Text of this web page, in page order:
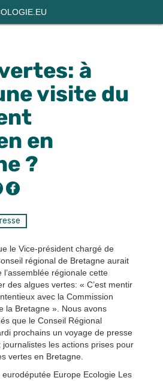
à
visite du
en
?
le Vice-président chargé de
régional de Bretagne aurait
régionale cette
des algues vertes: « C’est mentir
avec la Commission
la Bretagne ». Nous avons
que le Conseil Régional
prochains un voyage de presse
les actions prises pour
vertes en Bretagne.
Europe Ecologie Les